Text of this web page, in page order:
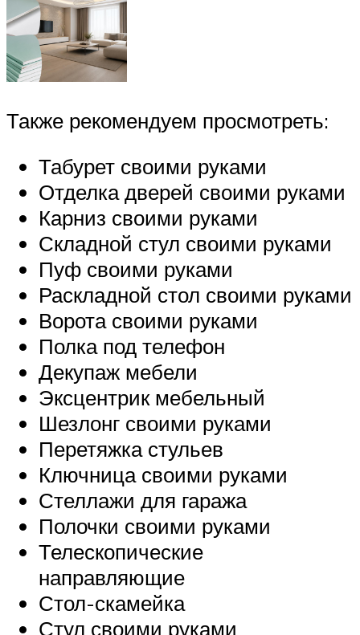
Также рекомендуем просмотреть:
Табурет своими руками
Отделка дверей своими руками
Карниз своими руками
Складной стул своими руками
Пуф своими руками
Раскладной стол своими руками
Ворота своими руками
Полка под телефон
Декупаж мебели
Эксцентрик мебельный
Шезлонг своими руками
Перетяжка стульев
Ключница своими руками
Стеллажи для гаража
Полочки своими руками
Телескопические
направляющие
Стол-скамейка
Стул своими руками